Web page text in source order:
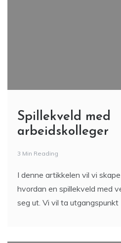
Spillekveld med
arbeidskolleger
3 Min Reading
I denne artikkelen vil vi
hvordan en spillekveld med
seg ut. Vi vil ta utgangspunkt